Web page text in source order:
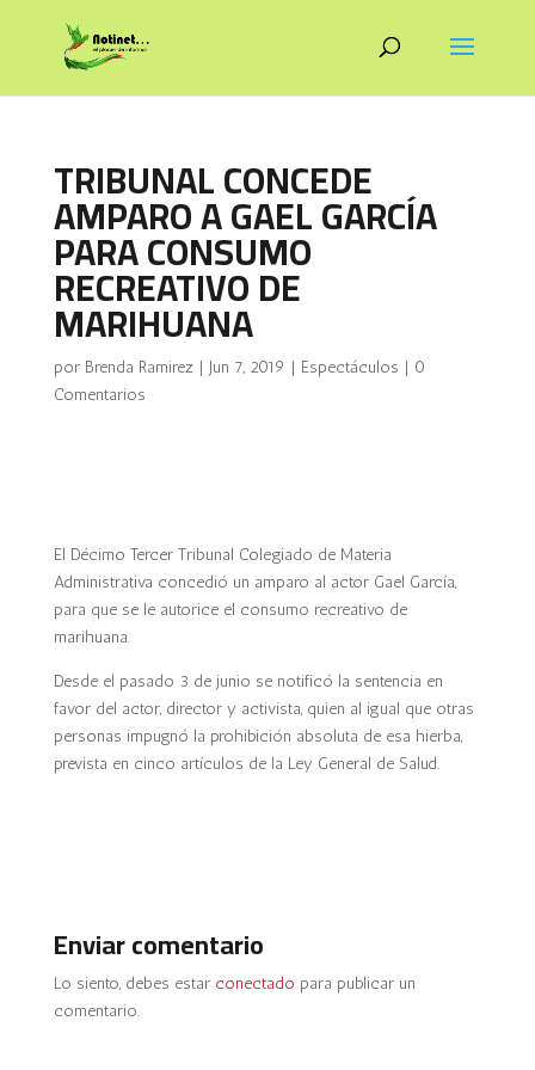
TRIBUNAL CONCEDE
AMPARO A GAEL GARCÍA
PARA CONSUMO
RECREATIVO DE
MARIHUANA
por Brenda Ramirez| Jun 7, 2019 | Espectáculos | 0
Comentarios
El Décimo Tercer Tribunal Colegiado de Materia
Administrativa concedió un amparo al actor Gael García,
para que se le autorice el consumo recreativo de
marihuana.
Desde el pasado 3 de junio se notificó la sentencia en
favor del actor, director y activista, quien al igual que otras
personas impugnó la prohibición absoluta de esa hierba,
prevista en cinco artículos de la Ley General de Salud.
Enviar comentario
Lo siento, debes estar conectado para publicar un
comentario.